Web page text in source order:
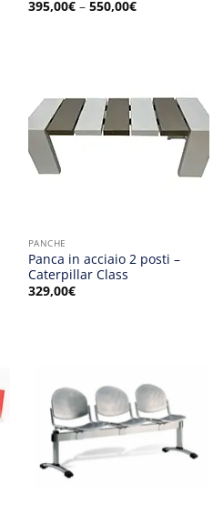
395,00€– 550,00€
PANCHE
Panca in acciaio 2 posti –
Caterpillar Class
329,00€